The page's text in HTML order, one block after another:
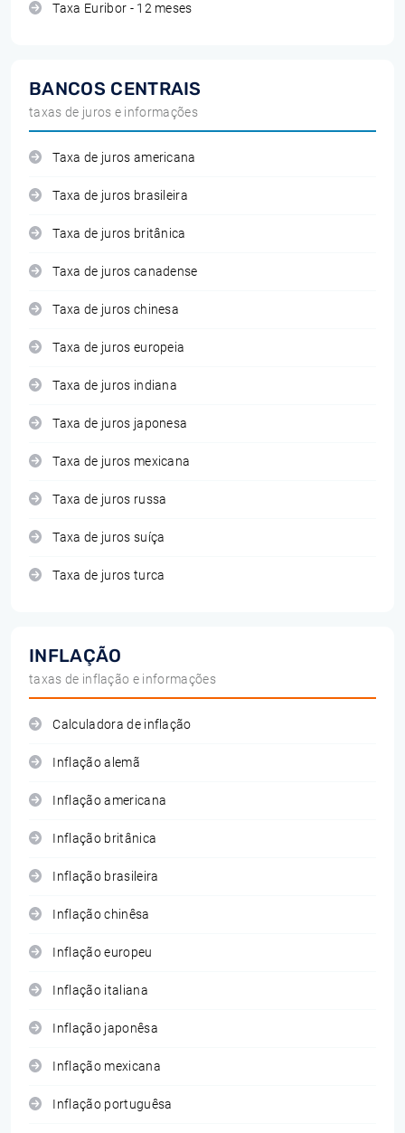
Taxa Euribor - 12 meses
BANCOS CENTRAIS
taxas de juros e informações
Taxa de juros americana
Taxa de juros brasileira
Taxa de juros britânica
Taxa de juros canadense
Taxa de juros chinesa
Taxa de juros europeia
Taxa de juros indiana
Taxa de juros japonesa
Taxa de juros mexicana
Taxa de juros russa
Taxa de juros suíça
Taxa de juros turca
INFLAÇÃO
taxas de inflação e informações
Calculadora de inflação
Inflação alemã
Inflação americana
Inflação britânica
Inflação brasileira
Inflação chinêsa
Inflação europeu
Inflação italiana
Inflação japonêsa
Inflação mexicana
Inflação portuguêsa